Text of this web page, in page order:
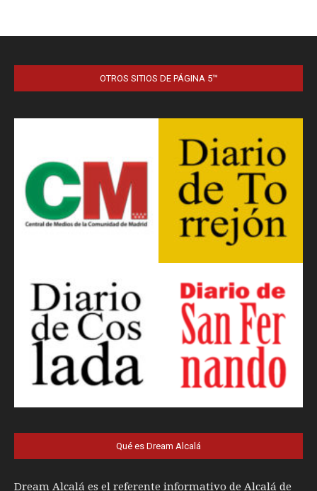
OTROS SITIOS DE PÁGINA 5™
Qué es Dream Alcalá
Dream Alcalá es el referente informativo de Alcalá de